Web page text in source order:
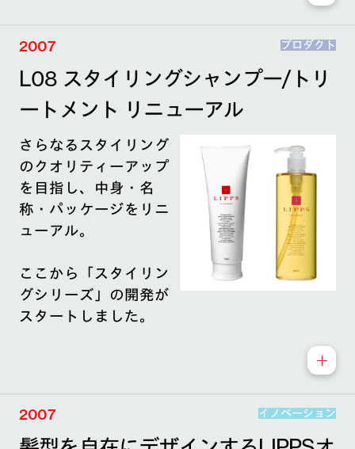
2007 プロダクト
L08 スタイリングシャンプー/トリ
ートメント リニューアル
さらなるスタイリング
のクオリティーアップ
を目指し、中身・名
称・パッケージをリニ
ューアル。
ここから「スタイリン
グシリーズ」の開発が
スタートしました。
2007 イノベーション